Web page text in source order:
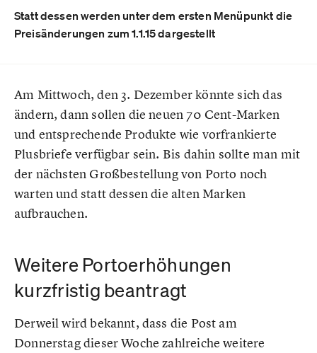
Statt dessen werden unter dem ersten Menüpunkt die
Preisänderungen zum 1.1.15 dargestellt
Am Mittwoch, den 3. Dezember könnte sich das
ändern, dann sollen die neuen 70 Cent-Marken
und entsprechende Produkte wie vorfrankierte
Plusbriefe verfügbar sein. Bis dahin sollte man mit
der nächsten Großbestellung von Porto noch
warten und statt dessen die alten Marken
aufbrauchen.
Weitere Portoerhöhungen
kurzfristig beantragt
Derweil wird bekannt, dass die Post am
Donnerstag dieser Woche zahlreiche weitere